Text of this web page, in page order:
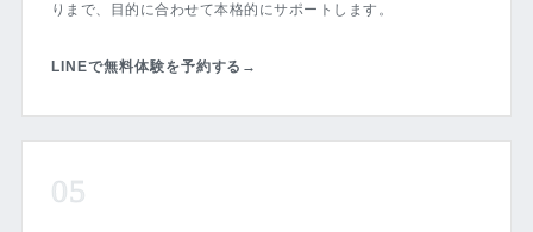
りまで、目的に合わせて本格的にサポートします。
LINEで無料体験を予約する →
05